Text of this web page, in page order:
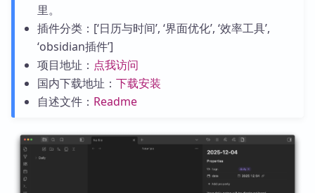
里。
插件分类：[‘日历与时间’, ‘界面优化’, ‘效率工具’,
‘obsidian插件’]
项目地址： 点我访问
国内下载地址： 下载安装
自述文件： Readme